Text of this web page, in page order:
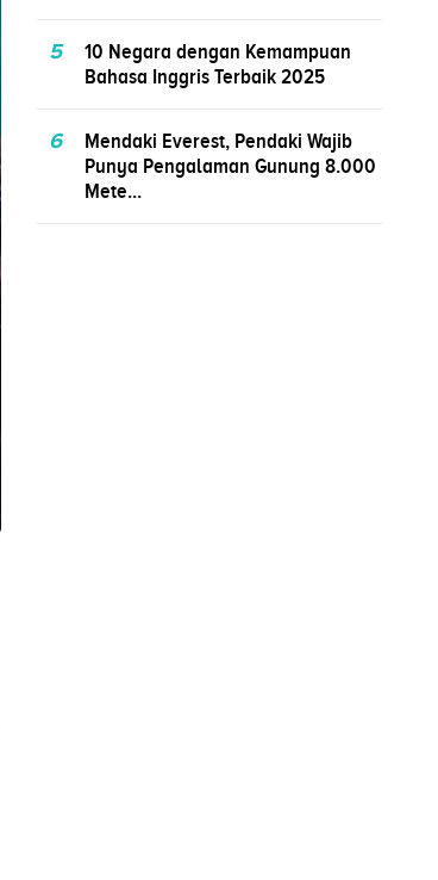
5
10 Negara dengan Kemampuan
Bahasa Inggris Terbaik 2025
6
Mendaki Everest, Pendaki Wajib
Punya Pengalaman Gunung 8.000
Mete...